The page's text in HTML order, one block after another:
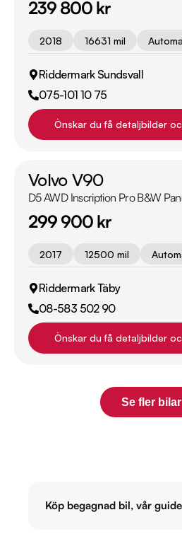
239 800 kr
2018 16631 mil
Riddermark Sundsvall
075-101 10 75
Önskar du få detaljbilder
Volvo V90
D5 AWD Inscription Pro B&W
299 900 kr
2017 12500 mil
Riddermark Täby
08-583 502 90
Önskar du få detaljbilder
Se fler
Köp begagnad bil, vår guide